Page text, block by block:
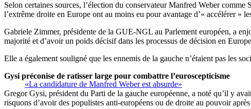
Selon certaines sources, l’élection du conservateur Manfred Weber
l’extrême droite en Europe ont au moins eu pour avantage d’« accélérer »
Gabriele Zimmer, présidente de la GUE-NGL au Parlement européen, a
majorité et d’avoir un poids décisif dans les processus de décision en
Elle a également souligné que les ennemis de la gauche n’étaient pas les
«La candidature de Manfred Weber est absurde»
Gysi préconise de ratisser large pour combattre l’euroscepticisme
Gregor Gysi, président du Parti de la gauche européenne, a noté qu’il y
risquons d’avoir des populistes anti-européens ou de droite au pouvoir